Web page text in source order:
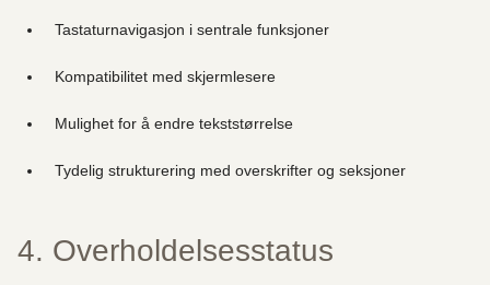
Tastaturnavigasjon i sentrale funksjoner
Kompatibilitet med skjermlesere
Mulighet for å endre tekststørrelse
Tydelig strukturering med overskrifter og seksjoner
4. Overholdelsesstatus